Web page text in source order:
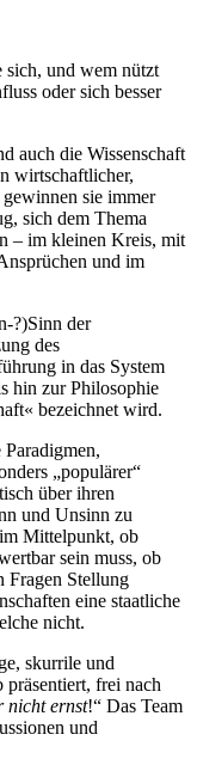
sich, und wem nützt
oder sich besser
auch die Wissenschaft
wirtschaftlicher,
sie immer
sich dem Thema
– im kleinen Kreis, mit
und im
?)Sinn der
des
in das System
hin zur Philosophie
bezeichnet wird.
„populärer“
über ihren
und Unsinn zu
Mittelpunkt, ob
sein muss, ob
Fragen Stellung
eine staatliche
nicht.
skurrile und
frei nach
nicht ernst!“ Das Team
und